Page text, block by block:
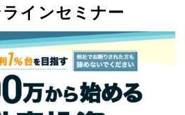
インセミナー